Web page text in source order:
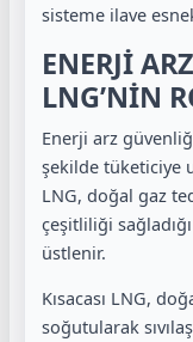
sisteme ilave
ENERJİ
LNG’NİN
Enerji arz
şekilde tüketiciye
LNG, doğal gaz
çeşitliliği
üstlenir.
Kısacası LNG,
soğutularak